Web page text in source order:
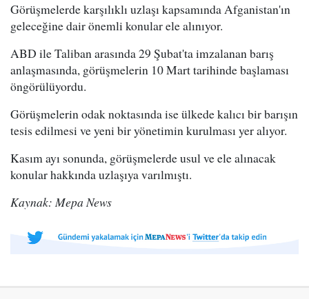
Görüşmelerde karşılıklı uzlaşı kapsamında Afganistan'ın
geleceğine dair önemli konular ele alınıyor.
ABD ile Taliban arasında 29 Şubat'ta imzalanan barış
anlaşmasında, görüşmelerin 10 Mart tarihinde başlaması
öngörülüyordu.
Görüşmelerin odak noktasında ise ülkede kalıcı bir barışın
tesis edilmesi ve yeni bir yönetimin kurulması yer alıyor.
Kasım ayı sonunda, görüşmelerde usul ve ele alınacak
konular hakkında uzlaşıya varılmıştı.
Kaynak: Mepa News